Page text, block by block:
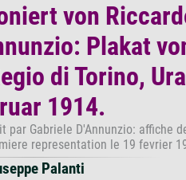
von
Plakat
di Torino,
1914.
Gabriele D'Annunzio: affiche
representation le 19 fevrier
Palanti